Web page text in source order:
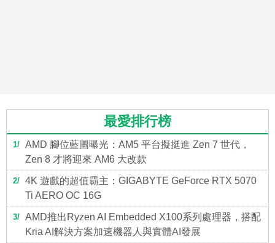
最愛排行榜
1
AMD 腳位藍圖曝光：AM5 平台擬挺進 Zen 7 世代，
Zen 8 才將迎來 AM6 大改款
2
4K 遊戲的超值霸主：GIGABYTE GeForce RTX 5070
Ti AERO OC 16G
3
AMD推出Ryzen AI Embedded X100系列處理器，搭配
Kria AI解決方案加速機器人與實體AI發展